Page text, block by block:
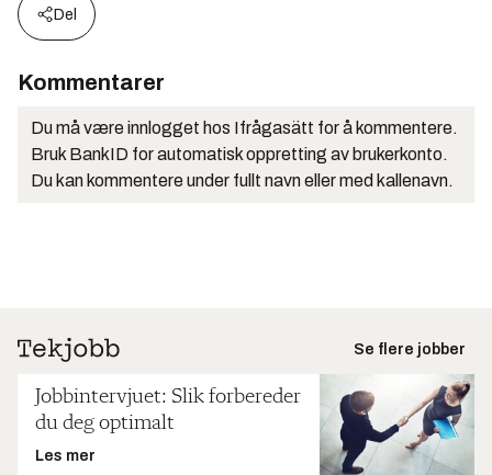
Del
Kommentarer
Du må være innlogget hos Ifrågasätt for å kommentere.
Bruk BankID for automatisk oppretting av brukerkonto.
Du kan kommentere under fullt navn eller med kallenavn.
Se flere jobber
Jobbintervjuet: Slik forbereder
du deg optimalt
Les mer